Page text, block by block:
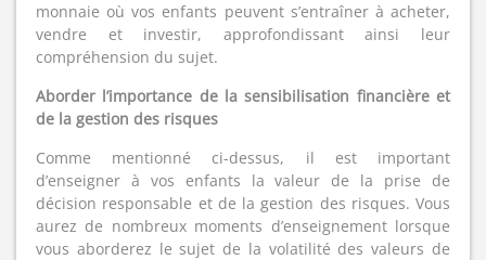
monnaie où vos enfants peuvent s’entraîner à acheter,
vendre et investir, approfondissant ainsi leur
compréhension du sujet.
Aborder l’importance de la sensibilisation financière et
de la gestion des risques
Comme mentionné ci-dessus, il est important
d’enseigner à vos enfants la valeur de la prise de
décision responsable et de la gestion des risques. Vous
aurez de nombreux moments d’enseignement lorsque
vous aborderez le sujet de la volatilité des valeurs de